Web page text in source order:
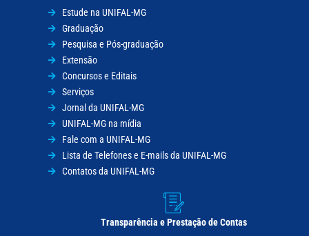
Estude na UNIFAL-MG
Graduação
Pesquisa e Pós-graduação
Extensão
Concursos e Editais
Serviços
Jornal da UNIFAL-MG
UNIFAL-MG na mídia
Fale com a UNIFAL-MG
Lista de Telefones e E-mails da UNIFAL-MG
Contatos da UNIFAL-MG
Transparência e Prestação de Contas